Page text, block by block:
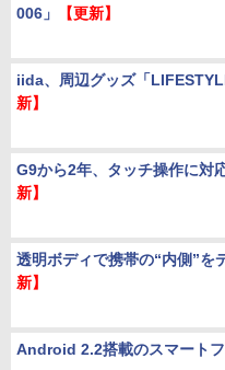
006」
【更新】
iida、周辺グッズ「
新】
G9から2年、タッチ操作に対
新】
透明ボディで携帯の“内側”を
新】
Android 2.2搭載のスマートフ